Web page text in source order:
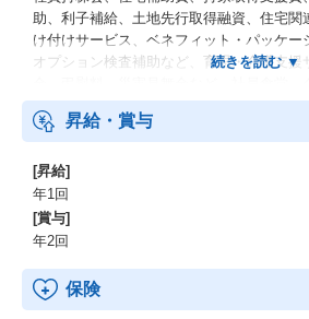
助、利子補給、土地先行取得融資、住宅関
け付けサービス、ベネフィット・パッケー
オプション検査補助など、育児・介護支援
金、確定拠出年金）、電気通信共済会(個
昇給・賞与
[昇給]
年1回
[賞与]
年2回
保険